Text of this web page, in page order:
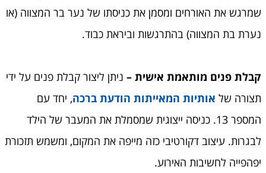
שמרגש את האורחים ומסמן את כניסתו של נער בר המצווה (או
נערת בת המצווה) בהתרגשות וביראת כבוד.
קבלת פנים מותאמת אישית – ניתן ליצור קבלת פנים על ידי
תצורה של אותיות המאייתות הודעת ברכה, יחד עם
המספר 13. כניסה ייצוגית שמסמלת את המעבר של הילד
לבגרות. עיצוב דקורטיבי כזה מייפה את המקום, ומשמש תזכורת
יפהפייה לחשיבות האירוע.